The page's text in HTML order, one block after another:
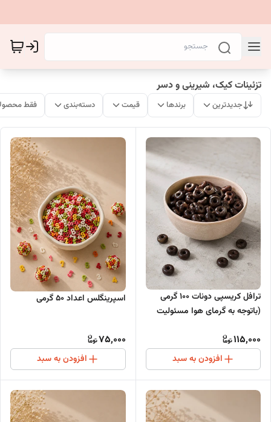
تزئینات کیک، شیرینی و دسر
جدیدترین برندها قیمت دسته‌بندی فقط
ترافل کریسپی دونات 100 گرمی
(باتوجه به گرمای هوا مسئولیت
محصول بر عهده خریدار است)
115,000
افزودن به سبد
اسپرینگلس اعداد ۵۰ گرمی
75,000
افزودن به سبد